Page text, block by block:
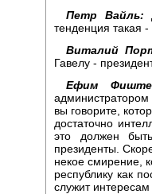
Петр Вайль:
тенденция такая
Виталий
Гавелу -
Ефим
вы говорите,
достаточно
это должен
президенты.
некое смирение,
республику как
служит